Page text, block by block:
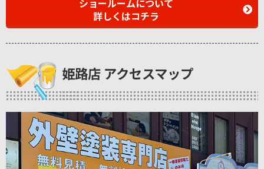
ショールームについて
詳しくはコチラ
姫路店 アクセスマップ